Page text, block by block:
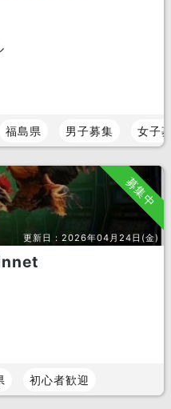
福島県 男子募集 女子
募集中
更新日：2026年04月24日(金)
初心者歓迎